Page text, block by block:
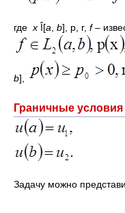
где x Î[a b], p, r, f–
b],
Граничные условия
Задачу можно